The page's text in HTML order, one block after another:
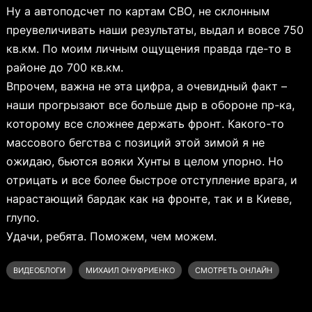
Ну а автоподсчет по картам СВО, не склонным
преувеличивать наши результаты, выдал и вовсе 750
кв.км. По моим личным ощущения правда где-то в
районе до 700 кв.км.
Впрочем, важна не эта цифра, а очевидный факт –
наши прогрызают все больше дыр в обороне пр-ка,
которому все сложнее держать фронт. Какого-то
массового бегства с позиций этой зимой я не
ожидаю, бьются вояки Хунты в целом упорно. Но
отрицать и все более быстрое отступление врага, и
нарастающий бардак как на фронте, так и в Киеве,
глупо.
Удачи, ребята. Поможем, чем можем.
ВИДЕОБЛОГИ МИХАИЛ ОНУФРИЕНКО СМОТРЕТЬ ОНЛАЙН